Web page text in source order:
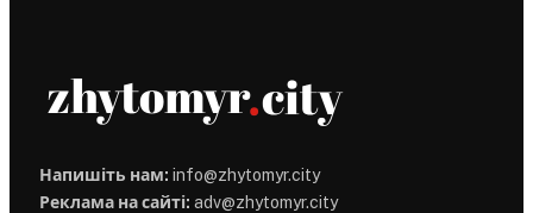
Напишіть нам: info@zhytomyr.city
Реклама на сайті: adv@zhytomyr.city